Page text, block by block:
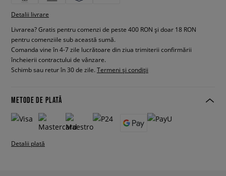
Detalii livrare
Livrarea? Gratis pentru comenzi de peste 400 RON și doar 18 RON
pentru comenziile sub această sumă.
Comanda vine în 4-7 zile lucrătoare din ziua trimiterii confirmării
încheierii contractului de vânzare.
Schimb sau retur în 30 de zile. Termeni și condiții
METODE DE PLATĂ
Detalii plată